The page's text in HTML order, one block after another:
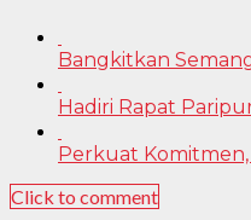
Bangkitkan
Hadiri Rapat
Perkuat
Click to comment